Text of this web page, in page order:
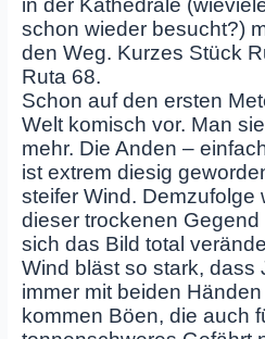
in der Kathedrale
schon wieder besucht?)
den Weg. Kurzes Stück
Ruta 68.
Schon auf den ersten
Welt komisch vor. Man
mehr. Die Anden –
ist extrem diesig
steifer Wind. Demzufolge
dieser trockenen
sich das Bild total
Wind bläst so stark, dass
immer mit beiden
kommen Böen, die auch